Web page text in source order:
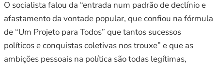
O socialista falou da “entrada num padrão de declínio e
afastamento da vontade popular, que confiou na fórmula
de “Um Projeto para Todos” que tantos sucessos
políticos e conquistas coletivas nos trouxe” e que as
ambições pessoais na política são todas legítimas,